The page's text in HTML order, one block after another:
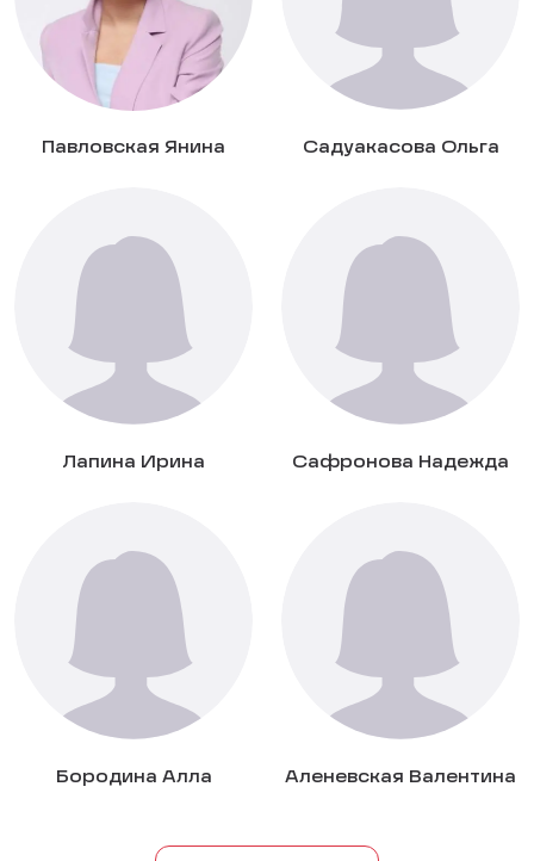
Павловская Янина Садуакасова Ольга
Лапина Ирина Сафронова Надежда
Бородина Алла Аленевская Валентина